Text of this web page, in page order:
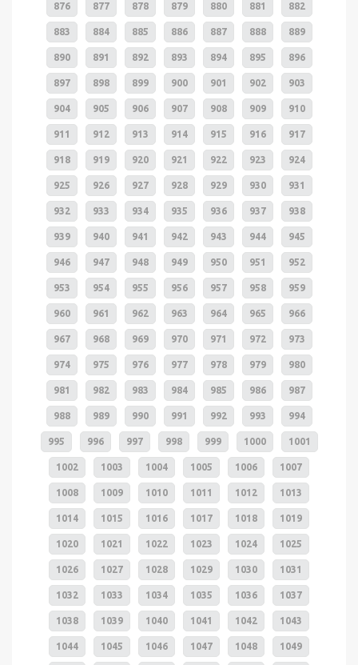
876 877 878 879 880 881 882
883 884 885 886 887 888 889
890 891 892 893 894 895 896
897 898 899 900 901 902 903
904 905 906 907 908 909 910
911 912 913 914 915 916 917
918 919 920 921 922 923 924
925 926 927 928 929 930 931
932 933 934 935 936 937 938
939 940 941 942 943 944 945
946 947 948 949 950 951 952
953 954 955 956 957 958 959
960 961 962 963 964 965 966
967 968 969 970 971 972 973
974 975 976 977 978 979 980
981 982 983 984 985 986 987
988 989 990 991 992 993 994
995 996 997 998 999 1000 1001
1002 1003 1004 1005 1006 1007
1008 1009 1010 1011 1012 1013
1014 1015 1016 1017 1018 1019
1020 1021 1022 1023 1024 1025
1026 1027 1028 1029 1030 1031
1032 1033 1034 1035 1036 1037
1038 1039 1040 1041 1042 1043
1044 1045 1046 1047 1048 1049